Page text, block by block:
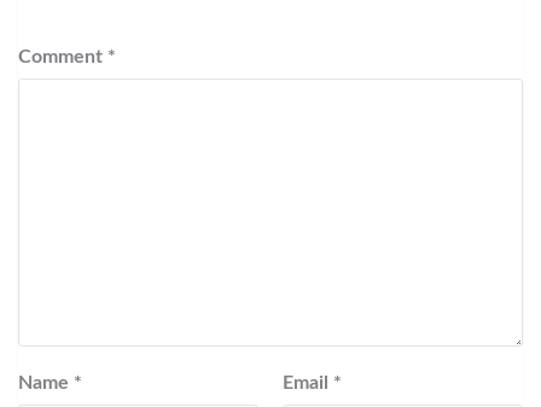
Comment *
Name * Email *